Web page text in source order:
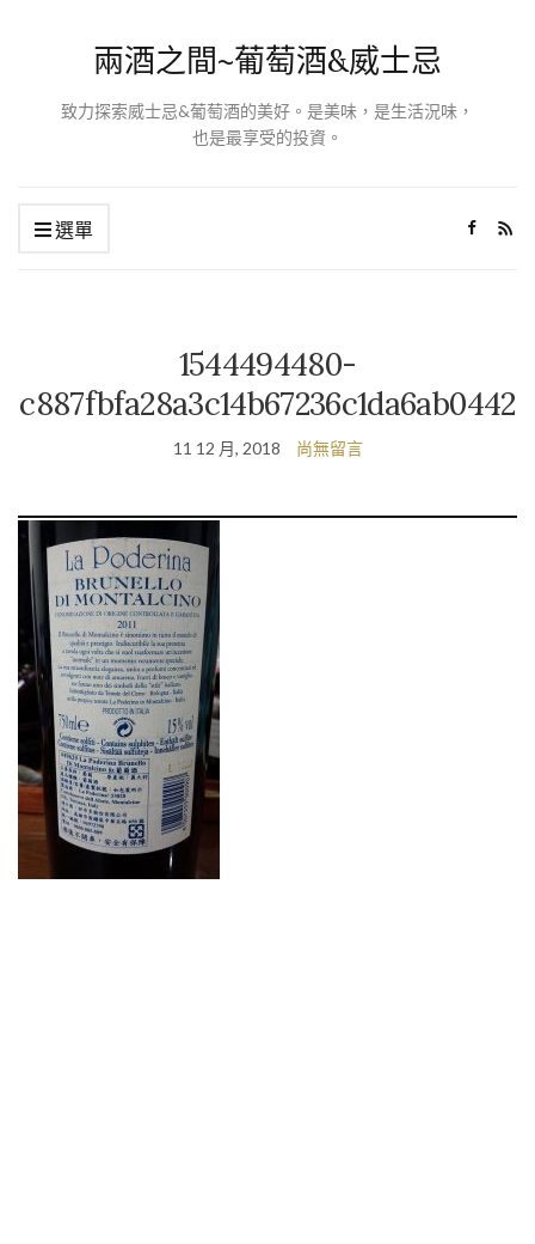
兩酒之間~葡萄酒&威士忌
致力探索威士忌&葡萄酒的美好。是美味，是生活況味，
也是最享受的投資。
選單
1544494480-
c887fbfa28a3c14b67236c1da6ab0442
11 12 月, 2018 尚無留言